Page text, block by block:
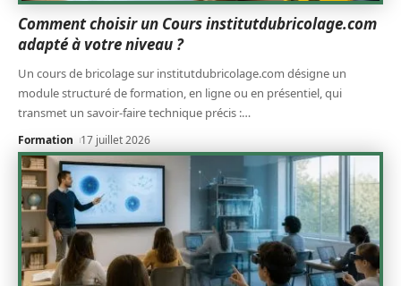
Comment choisir un Cours institutdubricolage.com
adapté à votre niveau ?
Un cours de bricolage sur institutdubricolage.com désigne un
module structuré de formation, en ligne ou en présentiel, qui
transmet un savoir-faire technique précis :…
Formation 17 juillet 2026